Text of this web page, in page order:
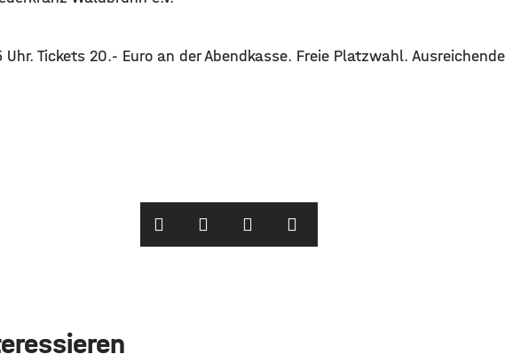
Uhr. Tickets 20.- Euro an der Abendkasse. Freie Platzwahl. Ausreichende